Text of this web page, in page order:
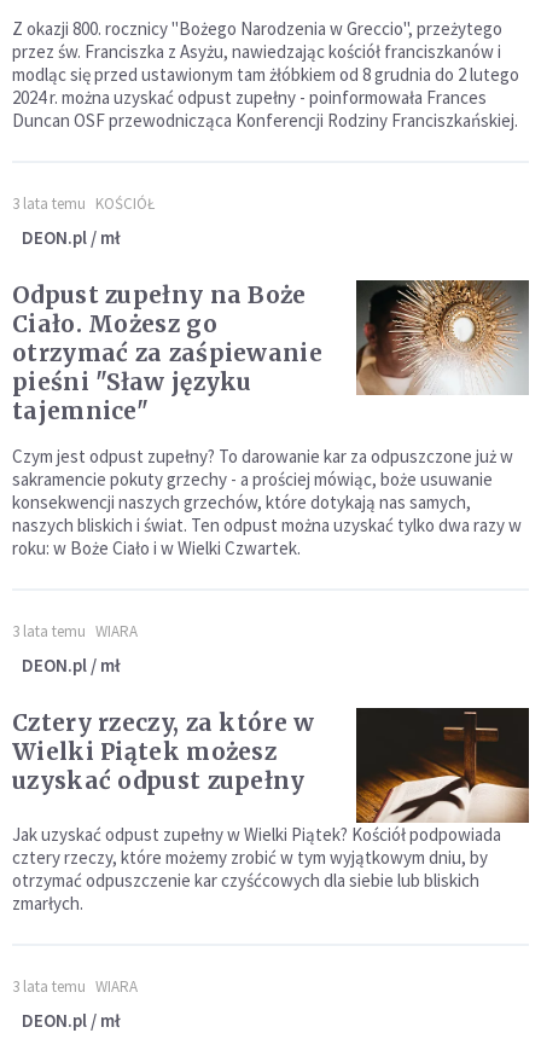
Z okazji 800. rocznicy "Bożego Narodzenia w Greccio", przeżytego
przez św. Franciszka z Asyżu, nawiedzając kościół franciszkanów i
modląc się przed ustawionym tam żłóbkiem od 8 grudnia do 2 lutego
2024 r. można uzyskać odpust zupełny - poinformowała Frances
Duncan OSF przewodnicząca Konferencji Rodziny Franciszkańskiej.
3 lata temu KOŚCIÓŁ
DEON.pl / mł
Odpust zupełny na Boże
Ciało. Możesz go
otrzymać za zaśpiewanie
pieśni "Sław języku
tajemnice"
Czym jest odpust zupełny? To darowanie kar za odpuszczone już w
sakramencie pokuty grzechy - a prościej mówiąc, boże usuwanie
konsekwencji naszych grzechów, które dotykają nas samych,
naszych bliskich i świat. Ten odpust można uzyskać tylko dwa razy w
roku: w Boże Ciało i w Wielki Czwartek.
3 lata temu WIARA
DEON.pl / mł
Cztery rzeczy, za które w
Wielki Piątek możesz
uzyskać odpust zupełny
Jak uzyskać odpust zupełny w Wielki Piątek? Kościół podpowiada
cztery rzeczy, które możemy zrobić w tym wyjątkowym dniu, by
otrzymać odpuszczenie kar czyśćcowych dla siebie lub bliskich
zmarłych.
3 lata temu WIARA
DEON.pl / mł